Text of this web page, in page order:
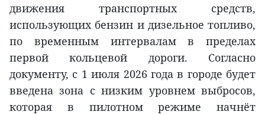
движения транспортных средств,
использующих бензин и дизельное топливо,
по временным интервалам в пределах
первой кольцевой дороги. Согласно
документу, с 1 июля 2026 года в городе будет
введена зона с низким уровнем выбросов,
которая в пилотном режиме начнёт